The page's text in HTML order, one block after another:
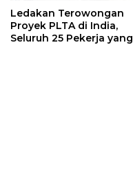
Ledakan Terowongan
Proyek PLTA di India,
Seluruh 25 Pekerja yang